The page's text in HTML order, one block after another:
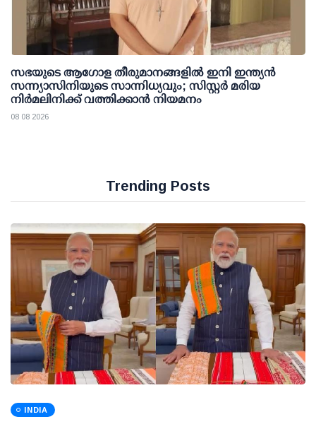
സഭയുടെ ആഗോള തീരുമാനങ്ങളിൽ ഇനി ഇന്ത്യൻ
സന്ന്യാസിനിയുടെ സാന്നിധ്യവും; സിസ്റ്റർ മരിയ
നിർമലിനിക്ക് വത്തിക്കാൻ നിയമനം
08 08 2026
Trending Posts
INDIA